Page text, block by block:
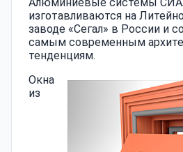
изготавливаются на
заводе «Сегал» в России и
самым современным
тенденциям.
Окна
из